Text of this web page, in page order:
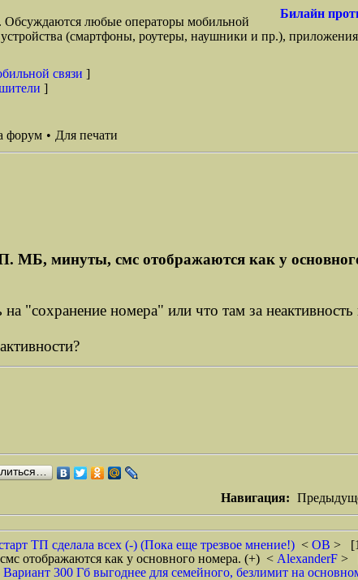
Билайн
Обсуждаются любые операторы мобильной
(смартфоны, роутеры, наушники и пр.),
связи ]
]
форум • Для печати
МБ, минуты, смс отображаются как у
"сохранение номера" или что там за неактивность
Навигация:
ТП сделала всех (-) (Пока еще трезвое мнение!) < ОВ >
отображаются как у основного номера. (+) < AlexanderF >
300 Гб выгоднее для семейного, безлимит на